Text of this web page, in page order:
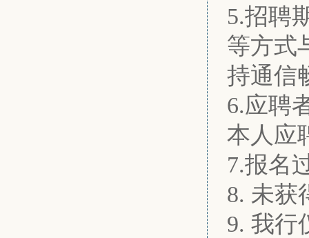
5.招聘
等方式
持通信
6.应聘
本人应
7.报名
8. 未获
9. 我行